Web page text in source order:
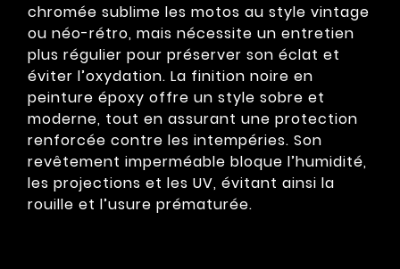
chromée sublime les motos au style vintage
ou néo-rétro, mais nécessite un entretien
plus régulier pour préserver son éclat et
éviter l’oxydation. La finition noire en
peinture époxy offre un style sobre et
moderne, tout en assurant une protection
renforcée contre les intempéries. Son
revêtement imperméable bloque l’humidité,
les projections et les UV, évitant ainsi la
rouille et l’usure prématurée.